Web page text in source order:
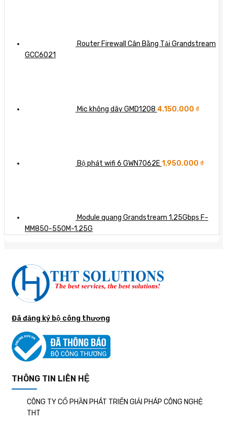
Router Firewall Cân Bằng Tải Grandstream
GCC6021
Mic không dây GMD1208 4.150.000 ₫
Bộ phát wifi 6 GWN7062E1.950.000 ₫
Module quang Grandstream 1.25Gbps F-
MM850-550M-1.25G
Đã đăng ký bộ công thương
THÔNG TIN LIÊN HỆ
CÔNG TY CỔ PHẦN PHÁT TRIỂN GIẢI PHÁP CÔNG NGHỆ
THT